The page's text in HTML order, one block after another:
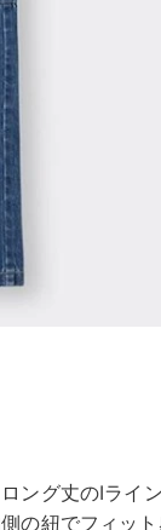
ング丈のIライ
の紐でフィッ